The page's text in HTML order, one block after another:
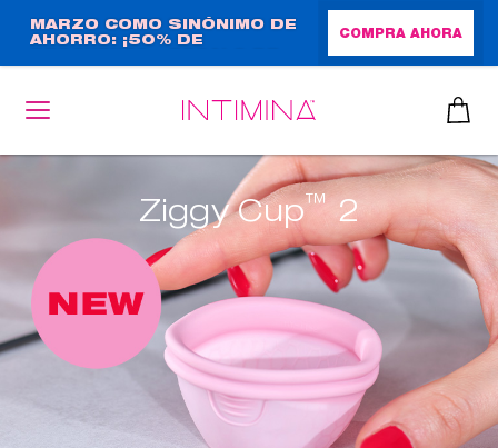
contenido
principal
MARZO COMO SINÓNIMO DE
AHORRO: ¡50% DE
TAMAÑO NORMAL!
COMPRA AHORA
Ziggy Cup™ 2